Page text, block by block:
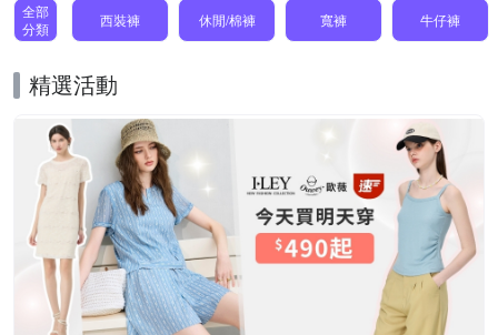
全部
分類
西裝褲 休閒/棉褲 寬褲 牛仔褲
精選活動